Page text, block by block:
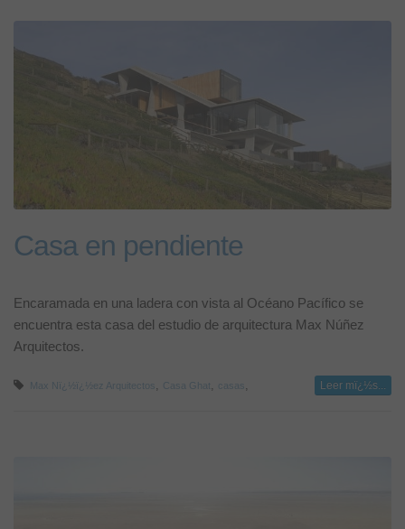
Casa en pendiente
Encaramada en una ladera con vista al Océano Pacífico se
encuentra esta casa del estudio de arquitectura Max Núñez
Arquitectos.
Max Nï¿½ï¿½ez Arquitectos, Casa Ghat, casas, Leer mï¿½s...